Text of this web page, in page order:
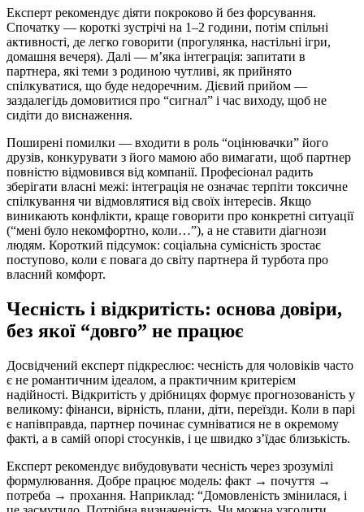
Експерт рекомендує діяти покроково й без форсування.
Спочатку — короткі зустрічі на 1–2 години, потім спільні
активності, де легко говорити (прогулянка, настільні ігри,
домашня вечеря). Далі — м’яка інтеграція: запитати в
партнера, які теми з родиною чутливі, як прийнято
спілкуватися, що буде недоречним. Дієвий прийом —
заздалегідь домовитися про “сигнал” і час виходу, щоб не
сидіти до виснаження.
Поширені помилки — входити в роль “оцінювачки” його
друзів, конкурувати з його мамою або вимагати, щоб партнер
повністю відмовився від компанії. Професіонал радить
зберігати власні межі: інтеграція не означає терпіти токсичне
спілкування чи відмовлятися від своїх інтересів. Якщо
виникають конфлікти, краще говорити про конкретні ситуації
(“мені було некомфортно, коли…”), а не ставити діагнози
людям. Короткий підсумок: соціальна сумісність зростає
поступово, коли є повага до світу партнера й турбота про
власний комфорт.
Чесність і відкритість: основа довіри,
без якої “довго” не працює
Досвідчений експерт підкреслює: чесність для чоловіків часто
є не романтичним ідеалом, а практичним критерієм
надійності. Відкритість у дрібницях формує прогнозованість у
великому: фінанси, вірність, плани, діти, переїзди. Коли в парі
є напівправда, партнер починає сумніватися не в окремому
факті, а в самій опорі стосунків, і це швидко з’їдає близькість.
Експерт рекомендує вибудовувати чесність через зрозумілі
формулювання. Добре працює модель: факт → почуття →
потреба → прохання. Наприклад: “Домовленість змінилася, і